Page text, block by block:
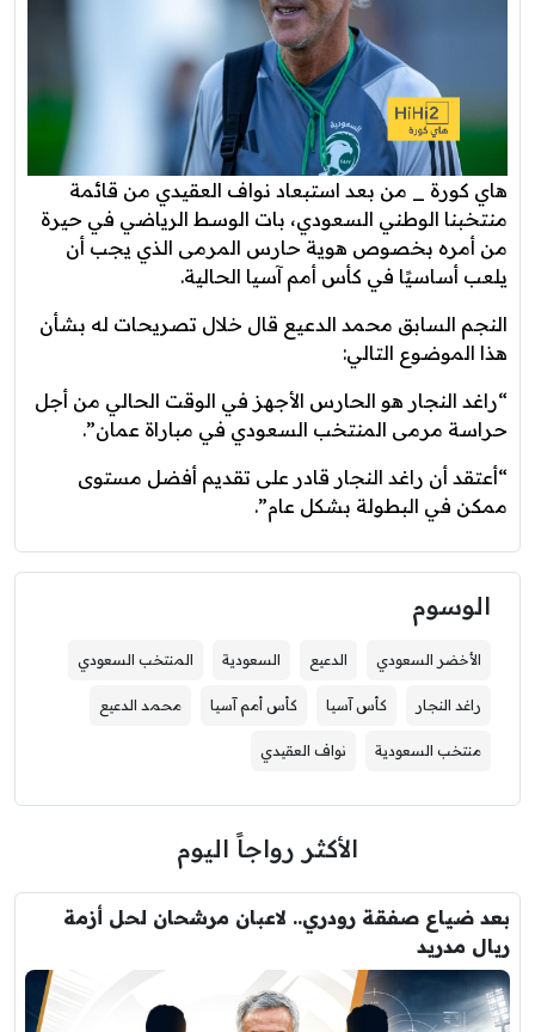
هاي كورة _ من بعد استبعاد نواف العقيدي من قائمة
منتخبنا الوطني السعودي، بات الوسط الرياضي في حيرة
من أمره بخصوص هوية حارس المرمى الذي يجب أن
يلعب أساسيًا في كأس أمم آسيا الحالية.
النجم السابق محمد الدعيع قال خلال تصريحات له بشأن
هذا الموضوع التالي:
“راغد النجار هو الحارس الأجهز في الوقت الحالي من أجل
حراسة مرمى المنتخب السعودي في مباراة عمان”.
“أعتقد أن راغد النجار قادر على تقديم أفضل مستوى
ممكن في البطولة بشكل عام”.
الوسوم
الأخضر السعودي الدعيع السعودية المنتخب السعودي
راغد النجار كأس آسيا كأس أمم آسيا محمد الدعيع
منتخب السعودية نواف العقيدي
الأكثر رواجاً اليوم
بعد ضياع صفقة رودري.. لاعبان مرشحان لحل أزمة
ريال مدريد